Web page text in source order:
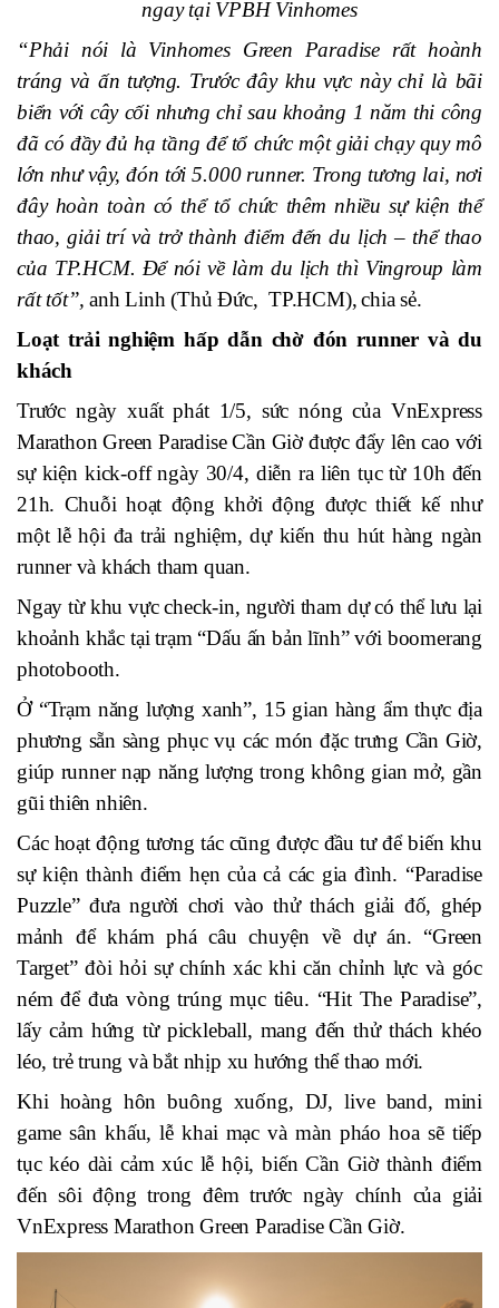
ngay tại VPBH Vinhomes
“Phải nói là Vinhomes Green Paradise rất hoành
tráng và ấn tượng. Trước đây khu vực này chỉ là bãi
biển với cây cối nhưng chỉ sau khoảng 1 năm thi công
đã có đầy đủ hạ tầng để tổ chức một giải chạy quy mô
lớn như vậy, đón tới 5.000 runner. Trong tương lai, nơi
đây hoàn toàn có thể tổ chức thêm nhiều sự kiện thể
thao, giải trí và trở thành điểm đến du lịch – thể thao
của TP.HCM. Để nói về làm du lịch thì Vingroup làm
rất tốt”, anhLinh (Thủ Đức, TP.HCM), chia sẻ.
Loạt trải nghiệm hấp dẫn chờ đón runner và du
khách
Trước ngày xuất phát1/5, sức nóng của VnExpress
Marathon Green Paradise Cần Giờ được đẩy lên cao với
sự kiện kick-off ngày 30/4, diễn ra liên tụctừ 10h đến
21h. Chuỗi hoạt động khởi động được thiết kế như
một lễ hội đa trải nghiệm, dự kiến thu hút hàng ngàn
runner và khách tham quan.
Ngay từ khu vực check-in, người tham dự có thể lưu lại
khoảnh khắc tại trạm “Dấu ấn bản lĩnh” với boomerang
photobooth.
Ở “Trạm năng lượng xanh”, 15 gian hàng ẩm thực địa
phương sẵn sàng phục vụ các món đặc trưng Cần Giờ,
giúp runner nạp năng lượng trong không gian mở, gần
gũi thiên nhiên.
Các hoạt động tương tác cũng được đầu tư để biến khu
sự kiện thành điểm hẹn của cả các gia đình. “Paradise
Puzzle” đưa người chơi vào thử thách giải đố, ghép
mảnh để khám phá câu chuyện về dự án. “Green
Target” đòi hỏi sự chính xác khi căn chỉnh lực và góc
ném để đưa vòng trúng mục tiêu. “Hit The Paradise”,
lấy cảm hứng từ pickleball, mang đến thử thách khéo
léo, trẻ trung và bắt nhịp xu hướng thể thao mới.
Khi hoàng hôn buông xuống, DJ, live band, mini
game sân khấu, lễ khai mạc và màn pháo hoa sẽ tiếp
tục kéo dài cảm xúc lễ hội, biến Cần Giờ thành điểm
đến sôi động trong đêm trước ngày chính của giải
VnExpress Marathon Green Paradise Cần Giờ.